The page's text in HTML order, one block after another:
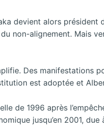
devient alors président
non-alignement. Mais
Des
est adoptée et
de 1996 après
jusqu’en 2001,